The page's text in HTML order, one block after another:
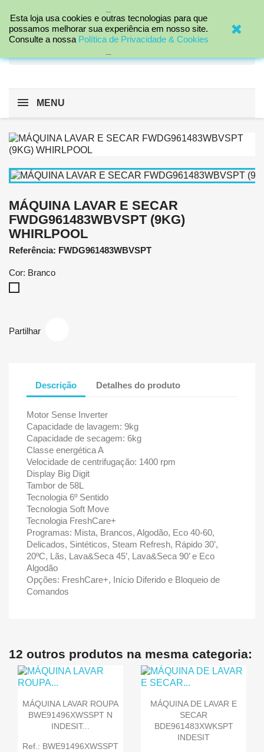

MENU
MÁQUINA LAVAR E SECAR
FWDG961483WBVSPT (9KG)
WHIRLPOOL
Referência: FWDG961483WBVSPT
Cor: Branco
Partilhar
Descrição Detalhes do produto
Motor Sense Inverter
Capacidade de lavagem: 9kg
Capacidade de secagem: 6kg
Classe energética A
Velocidade de centrifugação: 1400 rpm
Display Big Digit
Tambor de 58L
Tecnologia 6º Sentido
Tecnologia Soft Move
Tecnologia FreshCare+
Programas: Mista, Brancos, Algodão, Eco 40-60,
Delicados, Sintéticos, Steam Refresh, Rápido 30’,
20ºC, Lãs, Lava&Seca 45’, Lava&Seca 90’ e Eco
Algodão
Opções: FreshCare+, Início Diferido e Bloqueio de
Comandos
12 outros produtos na mesma categoria:
MÁQUINA LAVAR ROUPA
BWE91496XWSSPT N
INDESIT...
Ref.: BWE91496XWSSPT
MÁQUINA DE LAVAR E
SECAR
BDE961483XWKSPT
INDESIT
Esta loja usa cookies e outras tecnologias para que
possamos melhorar sua experiência em nosso site.
Consulte a nossa Política de Privacidade & Cookies